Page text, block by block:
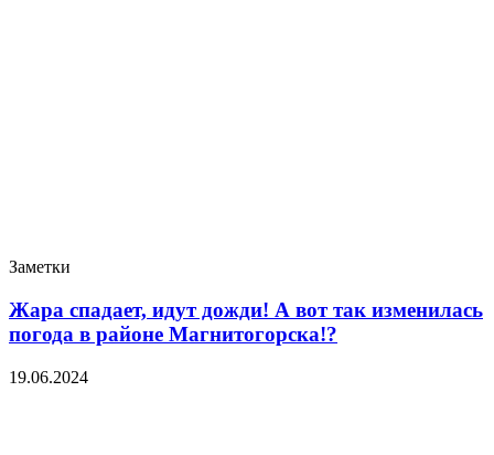
Заметки
Жара спадает, идут дожди! А вот так изменилась
погода в районе Магнитогорска!?
19.06.2024